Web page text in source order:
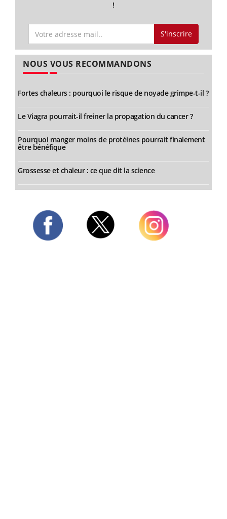
!
S'inscrire
NOUS VOUS RECOMMANDONS
Fortes chaleurs : pourquoi le risque de noyade grimpe-t-il ?
Le Viagra pourrait-il freiner la propagation du cancer ?
Pourquoi manger moins de protéines pourrait finalement
être bénéfique
Grossesse et chaleur : ce que dit la science